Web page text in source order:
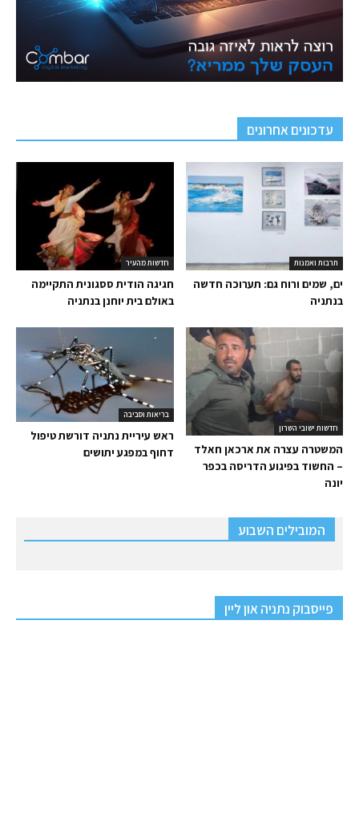
עדכונים אחרונים
חדשות מהעיר
חגיגה הודית ססגונית התקיימה
באולם בית יוחנן בנתניה
תרבות ואמנות
ים, שמים ורוח גם: תערוכה חדשה
בנתניה
בריאות וסביבה
ראש עיריית נתניה דורשת טיפול
דחוף במפגע יתושים
חדשות ישובי השרון
המשטרה עצרה את ארכאן חאלד
– החשוד בפיגוע הדריסה בכפר
יונה
המובילים השבוע
פייסבוק נתניה און ליין